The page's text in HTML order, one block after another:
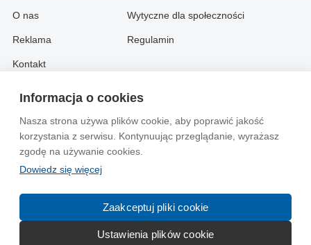
Informacja o cookies
Nasza strona używa plików cookie, aby poprawić jakość
korzystania z serwisu. Kontynuując przeglądanie, wyrażasz
zgodę na używanie cookies.
Dowiedz się więcej
Zaakceptuj pliki cookie
Ustawienia plików cookie
O nas
Reklama
Kontakt
Wytyczne dla społeczności
Regulamin
Information in English:
About
Advertise
Contact